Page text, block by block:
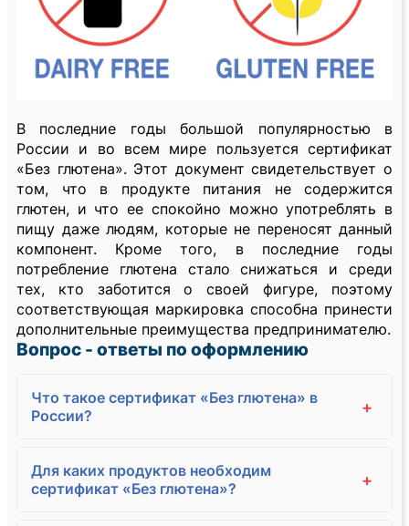
В последние годы большой популярностью в
России и во всем мире пользуется сертификат
«Без глютена». Этот документ свидетельствует о
том, что в продукте питания не содержится
глютен, и что ее спокойно можно употреблять в
пищу даже людям, которые не переносят данный
компонент. Кроме того, в последние годы
потребление глютена стало снижаться и среди
тех, кто заботится о своей фигуре, поэтому
соответствующая маркировка способна принести
дополнительные преимущества предпринимателю.
Вопрос - ответы по оформлению
Что такое сертификат «Без глютена» в
России?
+
Для каких продуктов необходим
сертификат «Без глютена»?
+